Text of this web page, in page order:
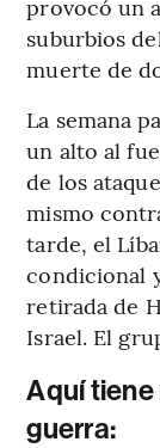
provocó un
suburbios
muerte de
La semana
un alto al
de los
mismo
tarde, el
condicional
retirada de
Israel. El
Aquí
guerra: